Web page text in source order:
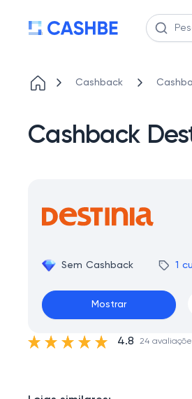
Cashback
Cashback
Sem Cashback 1
Mostrar
4.8 24